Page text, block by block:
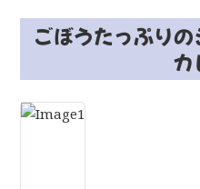
ごぼうたっぷり
カ